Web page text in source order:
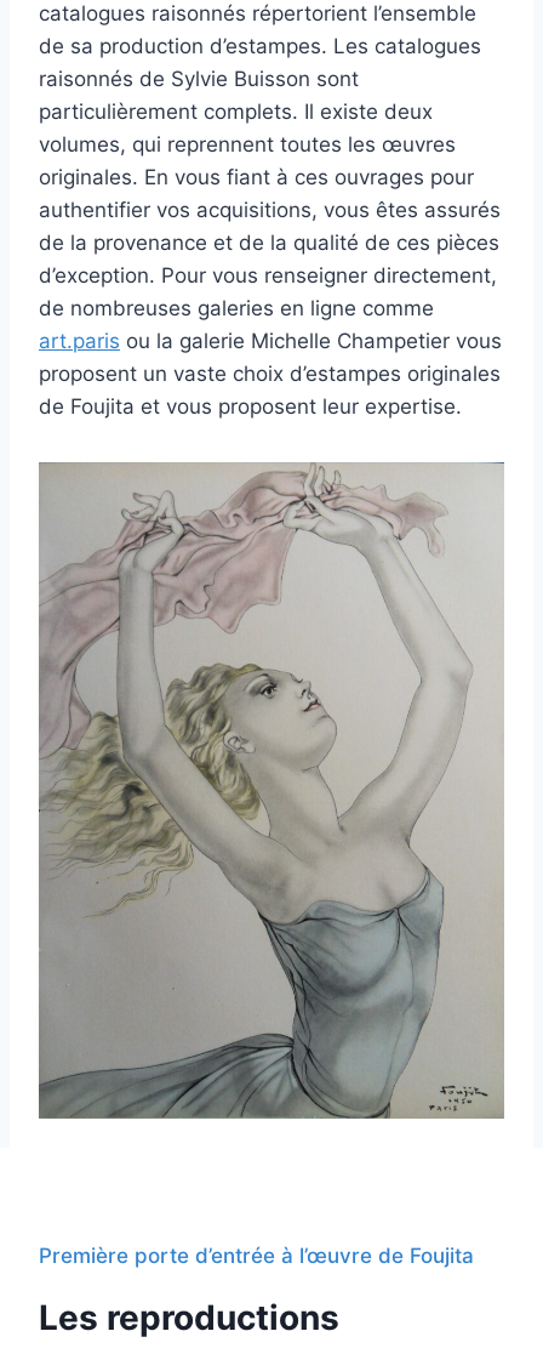
catalogues raisonnés répertorient l’ensemble
de sa production d’estampes. Les catalogues
raisonnés de Sylvie Buisson sont
particulièrement complets. Il existe deux
volumes, qui reprennent toutes les œuvres
originales. En vous fiant à ces ouvrages pour
authentifier vos acquisitions, vous êtes assurés
de la provenance et de la qualité de ces pièces
d’exception. Pour vous renseigner directement,
de nombreuses galeries en ligne comme
art.paris ou la galerie Michelle Champetier vous
proposent un vaste choix d’estampes originales
de Foujita et vous proposent leur expertise.
Première porte d’entrée à l’œuvre de Foujita
Les reproductions